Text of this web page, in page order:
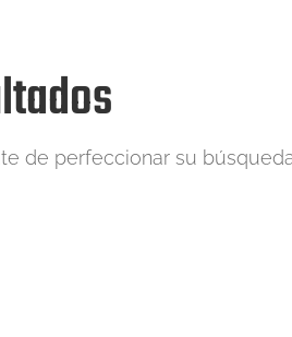
de perfeccionar su